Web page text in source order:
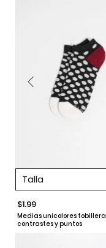
Talla
$1.99
Medias unicolores
contrastes y puntos